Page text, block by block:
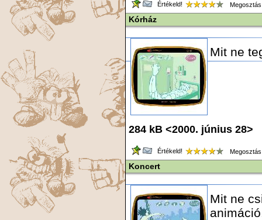
Értékeld!
Kórház
Mit ne
284 kB <2000. június 28>
Értékeld!
Koncert
Mit ne